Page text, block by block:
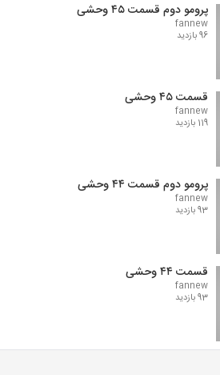
پرومو دوم قسمت ۴۵ وحشی
fannew
96 بازدید
قسمت ۴۵ وحشی
fannew
119 بازدید
پرومو دوم قسمت ۴۴ وحشی
fannew
93 بازدید
قسمت ۴۴ وحشی
fannew
93 بازدید